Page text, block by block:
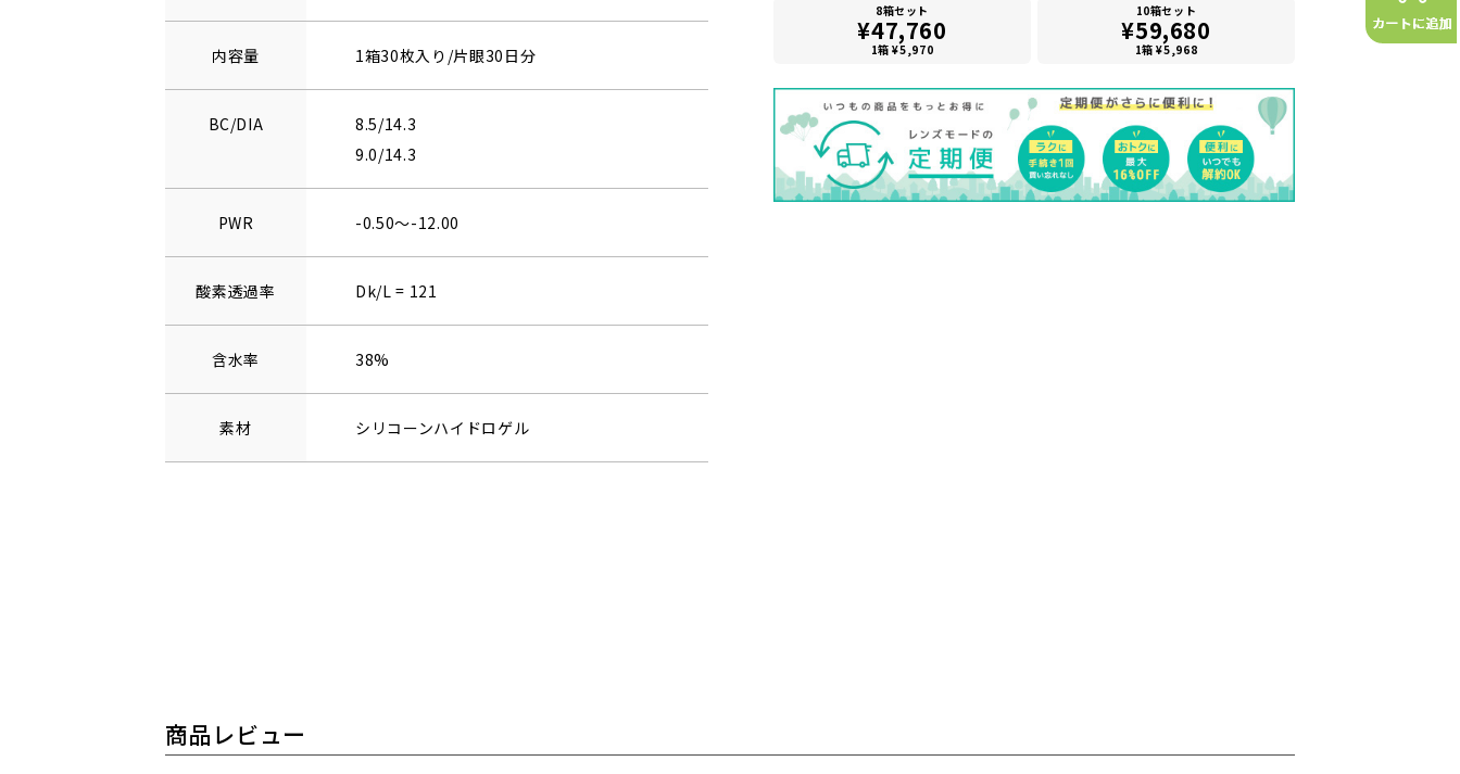
内容量 1箱30枚入り/片眼30日分
BC/DIA
8.5/14.3
9.0/14.3
PWR -0.50～-12.00
酸素透過率 Dk/L = 121
含水率 38%
素材 シリコーンハイドロゲル
8箱セット
¥47,760
1箱 ¥5,970
10箱セット
¥59,680
1箱 ¥5,968
商品レビュー